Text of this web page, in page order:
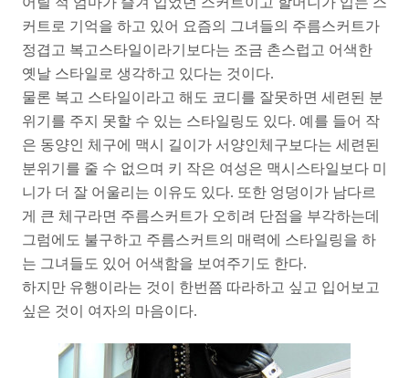
커트로 기억을 하고 있어 요즘의 그녀들의 주름스커트가
정겹고 복고스타일이라기보다는 조금 촌스럽고 어색한
옛날 스타일로 생각하고 있다는 것이다.
물론 복고 스타일이라고 해도 코디를 잘못하면 세련된 분
위기를 주지 못할 수 있는 스타일링도 있다. 예를 들어 작
은 동양인 체구에 맥시 길이가 서양인체구보다는 세련된
분위기를 줄 수 없으며 키 작은 여성은 맥시스타일보다 미
니가 더 잘 어울리는 이유도 있다. 또한 엉덩이가 남다르
게 큰 체구라면 주름스커트가 오히려 단점을 부각하는데
그럼에도 불구하고 주름스커트의 매력에 스타일링을 하
는 그녀들도 있어 어색함을 보여주기도 한다.
하지만 유행이라는 것이 한번쯤 따라하고 싶고 입어보고
싶은 것이 여자의 마음이다.